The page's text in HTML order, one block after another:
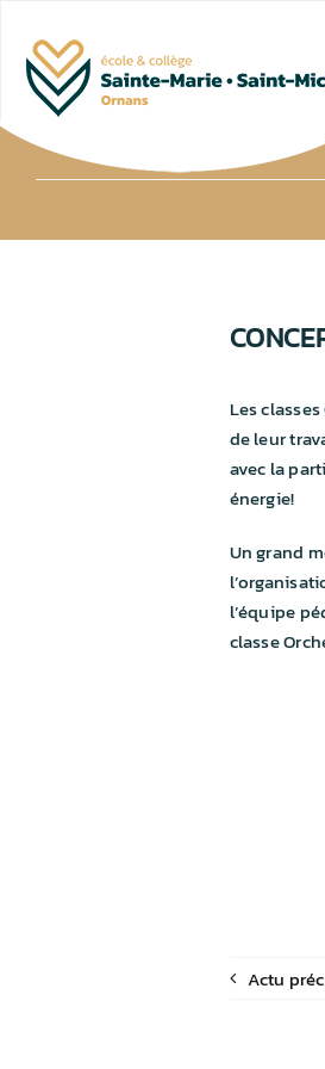
contenu
Les
de leur
avec la
énergie!
Un grand
l’équipe
classe
Actu